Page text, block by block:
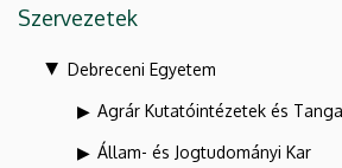
Szervezetek
Debreceni Egyetem
Agrár Kutatóintézetek és
Állam- és Jogtudományi Kar